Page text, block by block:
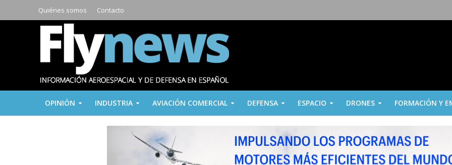
Quiénes somos Contacto
OPINIÓN INDUSTRIA AVIACIÓN COMERCIAL DEFENSA ESPACIO DRONES FORMACIÓN Y